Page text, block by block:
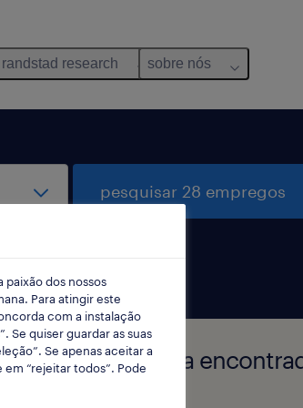
randstad research sobre nós
pesquisar 28 empregos
Braga, Lisboa
dos nossos
Para atingir este
com a instalação
Se quiser guardar as suas
Se apenas aceitar a
“rejeitar todos”. Pode